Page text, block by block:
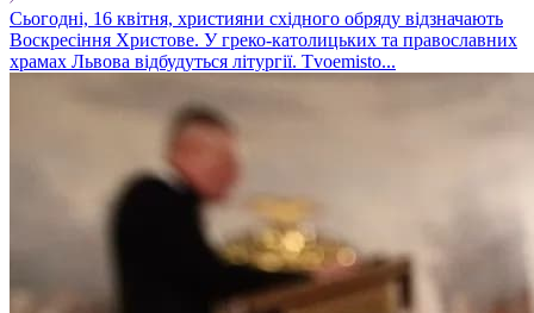
Сьогодні, 16 квітня, християни східного обряду відзначають
Воскресіння Христове. У греко-католицьких та православних
храмах Львова відбудуться літургії. Tvoemisto...